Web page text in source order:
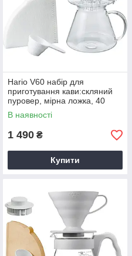
Hario V60 набір для
приготування кави:скляний
пуровер, мірна ложка, 40
фільтрів
В наявності
1 490 ₴
Купити